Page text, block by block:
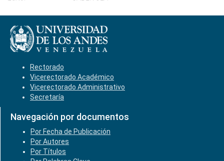
Rectorado
Vicerectorado Académico
Vicerectorado Administrativo
Secretaría
Navegación por documentos
Por Fecha de Publicación
Por Autores
Por Títulos